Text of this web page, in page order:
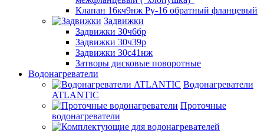
Клапан 16кч9нж Ру-16 обратный фланцевый
Задвижки
Задвижки 30ч6бр
Задвижки 30ч39р
Задвижки 30с41нж
Затворы дисковые поворотные
Водонагреватели
Водонагреватели
ATLANTIC
Проточные
водонагреватели